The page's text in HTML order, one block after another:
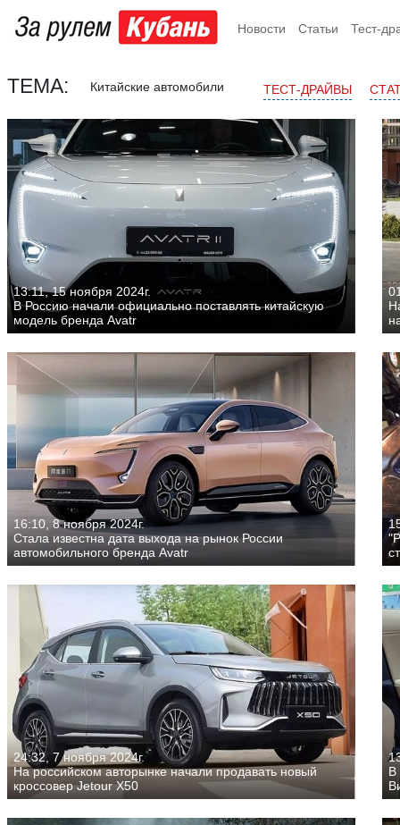
Новости Статьи Тест-
ТЕМА: Китайские автомобили ТЕСТ-ДРАЙВЫ
13:11, 15 ноября 2024г.
В Россию начали официально поставлять китайскую
модель бренда Avatr
16:10, 8 ноября 2024г.
Стала известна дата выхода на рынок России
автомобильного бренда Avatr
24:32, 7 ноября 2024г.
На российском авторынке начали продавать новый
кроссовер Jetour X50
В